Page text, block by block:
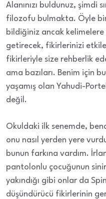
Alanınızı buldunuz, şimdi
filozofu bulmakta. Öyle
bildiğiniz ancak
getirecek, fikirlerinizi
fikirleriyle size rehberlik
ama bazıları. Benim için
yaşamış olan Yahudi-
değil.
Okuldaki ilk senemde,
onu nasıl yerden yere
bunun farkına vardım.
pantolonlu çocuğunun
yakındığı gibi onlar da
düşündürücü fikirlerinin